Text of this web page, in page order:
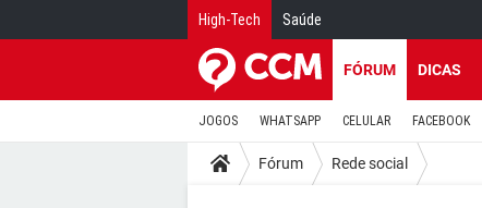
High-Tech Saúde
FÓRUM DICAS
JOGOS WHATSAPP CELULAR FACEBOOK
Fórum Rede social